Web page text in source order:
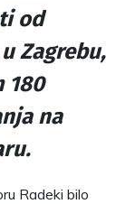
od
Zagrebu,
180
na
Radeki bilo